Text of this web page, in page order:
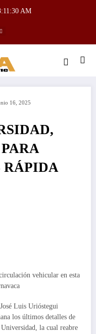
AM
16, 2025
RÁPIDA
vehicular en esta
Luis Urióstegui
los últimos detalles de
la cual reabre